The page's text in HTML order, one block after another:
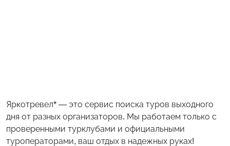
Яркотревел* — это сервис поиска туров выходного
дня от разных организаторов. Мы работаем только с
проверенными турклубами и официальными
туроператорами, ваш отдых в надежных руках!